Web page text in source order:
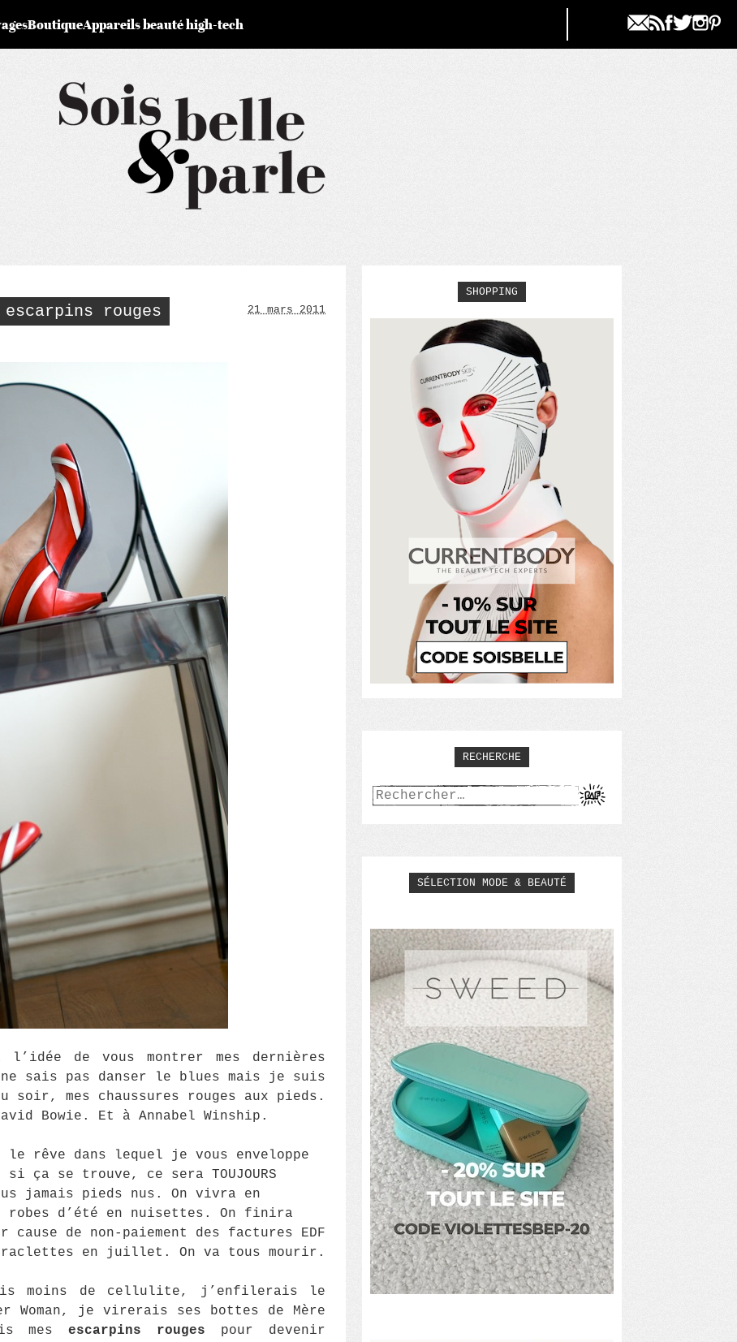
BoutiqueAppareils beauté high-tech
rouges
21 mars 2011
l’idée de vous montrer mes dernières
ne sais pas danser le blues mais je suis
soir, mes chaussures rouges aux pieds.
Bowie. Et à Annabel Winship.
rêve dans lequel je vous enveloppe
ça se trouve, ce sera TOUJOURS
jamais pieds nus. On vivra en
robes d’été en nuisettes. On finira
cause de non-paiement des factures EDF
en juillet. On va tous mourir.
moins de cellulite, j’enfilerais le
Woman, je virerais ses bottes de Mère
mesescarpins rouges pour devenir
SHOPPING
RECHERCHE
Rechercher :
SÉLECTION MODE & BEAUTÉ